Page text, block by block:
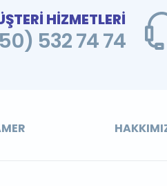
HİZMETLERİ
532 74 74